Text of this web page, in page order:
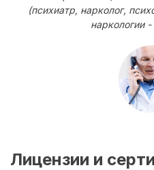
(психиатр, нарколог,
наркологии -
Лицензии и